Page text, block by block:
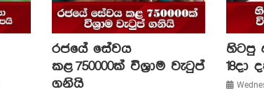
රජයේ සේවය
කළ 750000ක් විශ්‍රාම වැටුප්
ගනියි
හිටපු
18දා